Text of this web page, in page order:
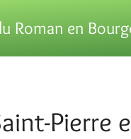
Roman en
Pierre